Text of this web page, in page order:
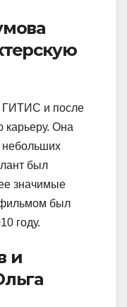
ГИТИС и после
карьеру. Она
небольших
был
значимые
был
году.
и